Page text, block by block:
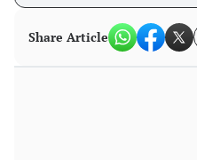
Share Article